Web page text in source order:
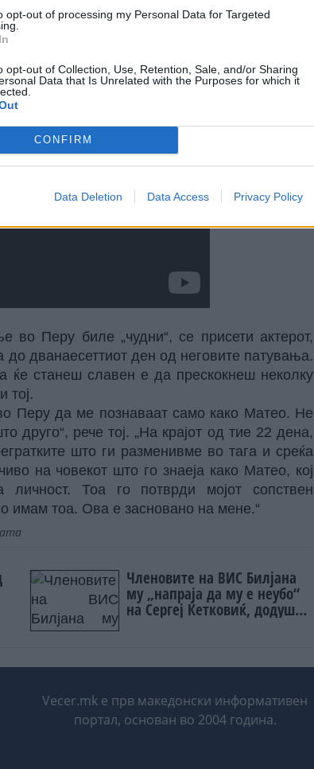
opt-out of processing my Personal Data for Targeted
opt-out of Collection, Use, Retention, Sale, and/or Sharing
Data that Is Unrelated with the Purposes for which it
CONFIRM
Data Deletion Data Access Privacy Policy
огледало“, рече тој. „Сите ме „сакаат“, а јас
на четири луѓе во мојот живот.“
во Перу биле „чудни“, се присети актерот,
до дванаесеттиот ден од неговите патувања.
ќе станеш славен е да прескокнеш неколку
тој.
Перу да ме познаваат само како Матео. Не
друго“, рече тој. „На крајот од тие 22 дена,
што ги разменивме во тага и среќа
на човекот што го знаеја како Матео, кој
Тоа го потврди мојот сопствен
имам тоа. Ова е засновано на мене.“
Членовите на ВИС Билјана
му „напраја да му е неубо“
на Сергеј Ќетковиќ, додуша
преку видео
Vecer.mk е прв македонски информативен
портал, основан во 2004 година.